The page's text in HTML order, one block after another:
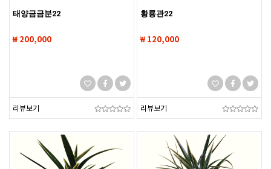
태양금금분22
₩ 200,000
리뷰보기
황룡관22
₩ 120,000
리뷰보기